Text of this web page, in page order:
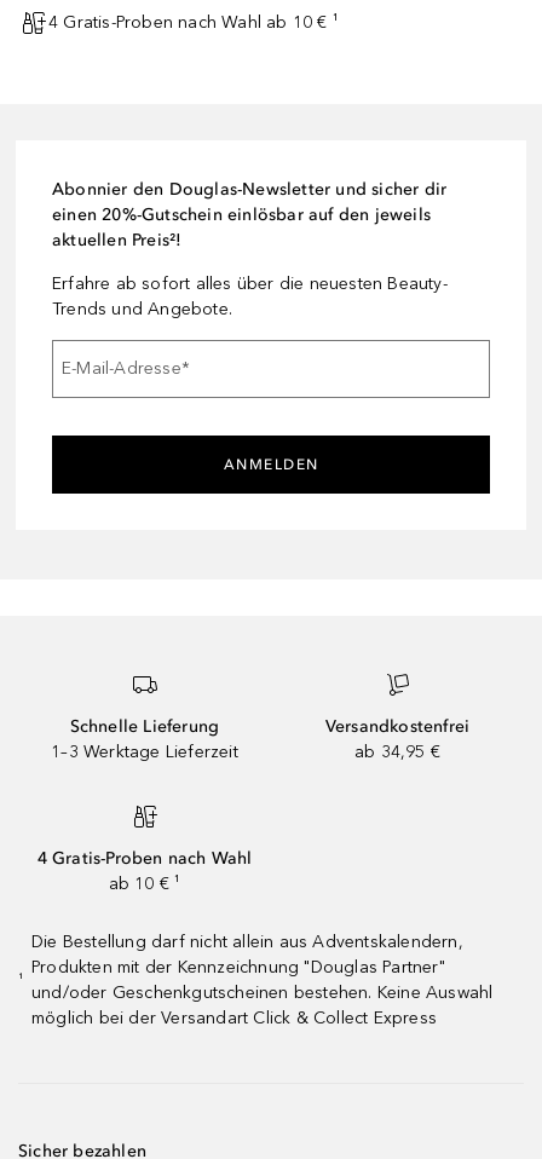
4 Gratis-Proben nach Wahl ab 10 € ¹
Abonnier den Douglas-Newsletter und sicher dir
einen 20%-Gutschein einlösbar auf den jeweils
aktuellen Preis²!
Erfahre ab sofort alles über die neuesten Beauty-
Trends und Angebote.
E-Mail-Adresse*
ANMELDEN
Schnelle Lieferung
1–3 Werktage Lieferzeit
Versandkostenfrei
ab 34,95 €
4 Gratis-Proben nach Wahl
ab 10 € ¹
¹
Die Bestellung darf nicht allein aus Adventskalendern,
Produkten mit der Kennzeichnung "Douglas Partner"
und/oder Geschenkgutscheinen bestehen. Keine Auswahl
möglich bei der Versandart Click & Collect Express
Sicher bezahlen